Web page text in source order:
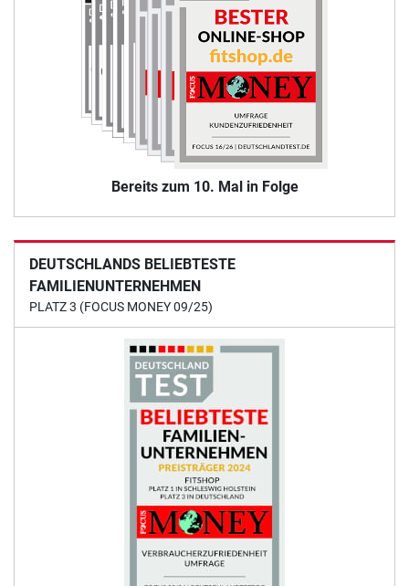
Bereits zum 10. Mal in Folge
DEUTSCHLANDS BELIEBTESTE
FAMILIENUNTERNEHMEN
PLATZ 3 (FOCUS MONEY 09/25)